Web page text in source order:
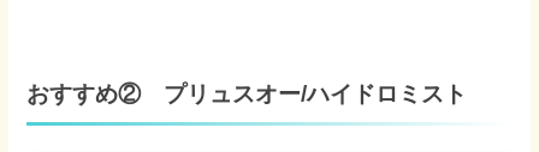
おすすめ② プリュスオー/ハイドロミスト